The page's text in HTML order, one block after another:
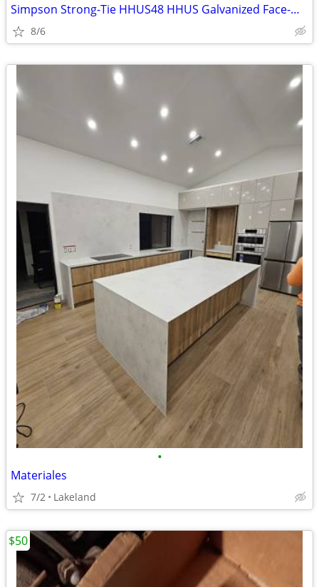
Simpson Strong-Tie HHUS48 HHUS Galvanized Face-Mount Joist Hanger
8/6
•
Materiales
7/2 Lakeland
$50